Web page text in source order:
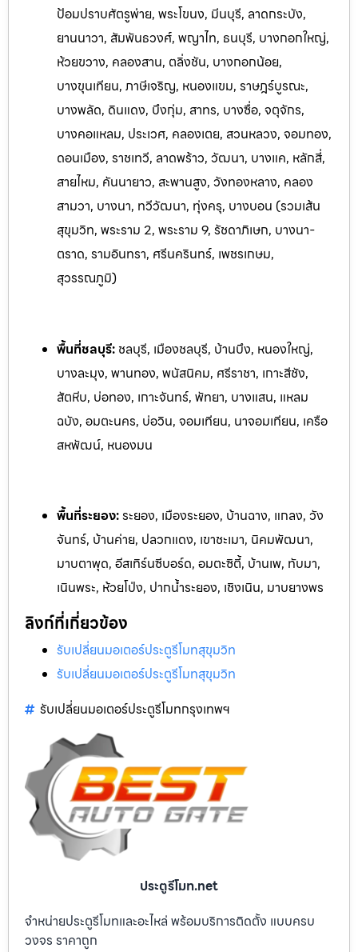
ป้อมปราบศัตรูพ่าย, พระโขนง, มีนบุรี, ลาดกระบัง,
ยานนาวา, สัมพันธวงศ์, พญาไท, ธนบุรี, บางกอกใหญ่,
ห้วยขวาง, คลองสาน, ตลิ่งชัน, บางกอกน้อย,
บางขุนเทียน, ภาษีเจริญ, หนองแขม, ราษฎร์บูรณะ,
บางพลัด, ดินแดง, บึงกุ่ม, สาทร, บางซื่อ, จตุจักร,
บางคอแหลม, ประเวศ, คลองเตย, สวนหลวง, จอมทอง,
ดอนเมือง, ราชเทวี, ลาดพร้าว, วัฒนา, บางแค, หลักสี่,
สายไหม, คันนายาว, สะพานสูง, วังทองหลาง, คลอง
สามวา, บางนา, ทวีวัฒนา, ทุ่งครุ, บางบอน (รวมเส้น
สุขุมวิท, พระราม 2, พระราม 9, รัชดาภิเษก, บางนา-
ตราด, รามอินทรา, ศรีนครินทร์, เพชรเกษม,
สุวรรณภูมิ)
พื้นที่ชลบุรี: ชลบุรี, เมืองชลบุรี, บ้านบึง, หนองใหญ่,
บางละมุง, พานทอง, พนัสนิคม, ศรีราชา, เกาะสีชัง,
สัตหีบ, บ่อทอง, เกาะจันทร์, พัทยา, บางแสน, แหลม
ฉบัง, อมตะนคร, บ่อวิน, จอมเทียน, นาจอมเทียน, เครือ
สหพัฒน์, หนองมน
พื้นที่ระยอง:ระยอง, เมืองระยอง, บ้านฉาง, แกลง, วัง
จันทร์, บ้านค่าย, ปลวกแดง, เขาชะเมา, นิคมพัฒนา,
มาบตาพุด, อีสเทิร์นซีบอร์ด, อมตะซิตี้, บ้านเพ, ทับมา,
เนินพระ, ห้วยโป่ง, ปากน้ำระยอง, เชิงเนิน, มาบยางพร
ลิงก์ที่เกี่ยวข้อง
รับเปลี่ยนมอเตอร์ประตูรีโมทสุขุมวิท
รับเปลี่ยนมอเตอร์ประตูรีโมทสุขุมวิท
รับเปลี่ยนมอเตอร์ประตูรีโมทกรุงเทพฯ
ประตูรีโมท.net
จำหน่ายประตูรีโมทและอะไหล่ พร้อมบริการติดตั้ง แบบครบ
วงจร ราคาถูก